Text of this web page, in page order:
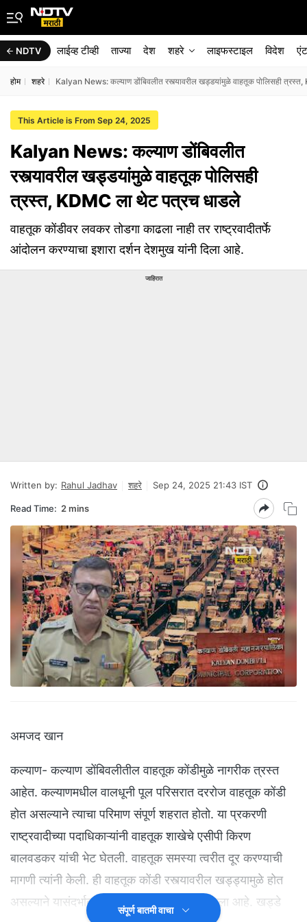
NDTV लाईव्ह टीव्ही ताज्या देश शहरे लाइफस्टाइल विदेश
होम शहरे Kalyan News: कल्याण डोंबिवलीत रस्त्यावरील खड्डयांमुळे वाहतूक पोलिसही
This Article is From Sep 24, 2025
Kalyan News: कल्याण डोंबिवलीत
रस्त्यावरील खड्डयांमुळे वाहतूक पोलिसही
त्रस्त, KDMC ला थेट पत्रच धाडले
वाहतूक कोंडीवर लवकर तोडगा काढला नाही तर राष्ट्रवादीतर्फे
आंदोलन करण्याचा इशारा दर्शन देशमुख यांनी दिला आहे.
जाहिरात
Written by: Rahul Jadhav शहरे Sep 24, 2025 21:43 IST
Read Time: 2 mins
अमजद खान
कल्याण- कल्याण डोंबिवलीतील वाहतूक कोंडीमुळे नागरीक त्रस्त
आहेत. कल्याणमधील वालधूनी पूल परिसरात दररोज वाहतूक कोंडी
होत असल्याने त्याचा परिमाण संपूर्ण शहरात होतो. या प्रकरणी
राष्ट्रवादीच्या पदाधिकाऱ्यांनी वाहतूक शाखेचे एसीपी किरण
बालवडकर यांची भेट घेतली. वाहतूक समस्या त्वरीत दूर करण्याची
मागणी त्यांनी केली. ही वाहतूक कोंडी रस्त्यावरील खड्ड्यामुळे होत
असल्याने यासंदर्भात केडीएमसीला पत्र व्यवहार केला आहे. खड्डे
संपूर्ण बातमी वाचा